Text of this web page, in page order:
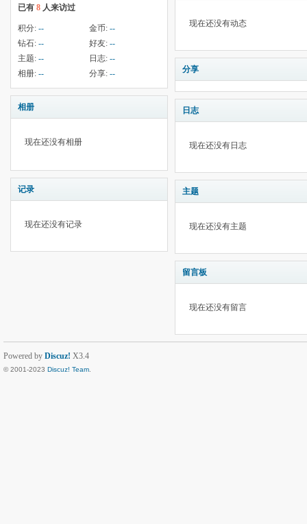
已有 8 人来访过
积分: -- 金币: --
钻石: -- 好友: --
主题: -- 日志: --
相册: -- 分享: --
相册
现在还没有相册
记录
现在还没有记录
现在还没有动态
分享
日志
现在还没有日志
主题
现在还没有主题
留言板
现在还没有留言
Powered by Discuz! X3.4
© 2001-2023 Discuz! Team